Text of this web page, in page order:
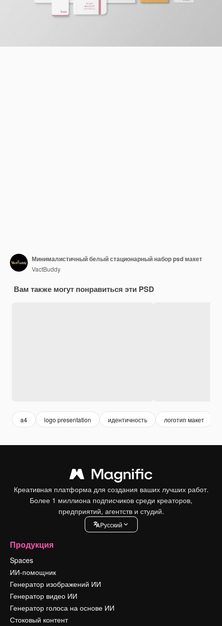
Минималистичный белый стационарный набор psd макет
VactBuddy
Вам также могут понравиться эти PSD
a4 logo presentation идентичность логотип макет
Креативная платформа для создания ваших лучших работ.
Более 1 миллиона подписчиков среди креаторов,
предприятий, агентств и студий.
Pусский
Продукция
Spaces
ИИ-помощник
Генератор изображений ИИ
Генератор видео ИИ
Генератор голоса на основе ИИ
Стоковый контент